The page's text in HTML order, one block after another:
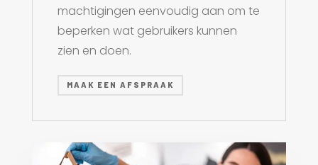
machtigingen eenvoudig aan om te
beperken wat gebruikers kunnen
zien en doen.
MAAK EEN AFSPRAAK